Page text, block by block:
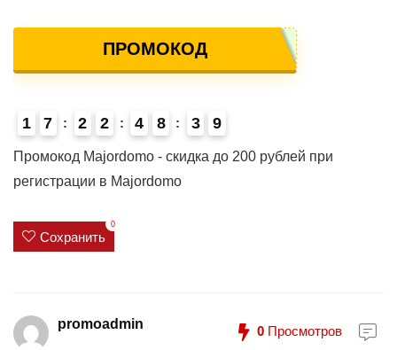
ПРОМОКОД
1
4
7 2 2 4 8 3 9
Промокод Majordomo - скидка до 200 рублей при
регистрации в Majordomo
Сохранить
0
promoadmin 0 Просмотров